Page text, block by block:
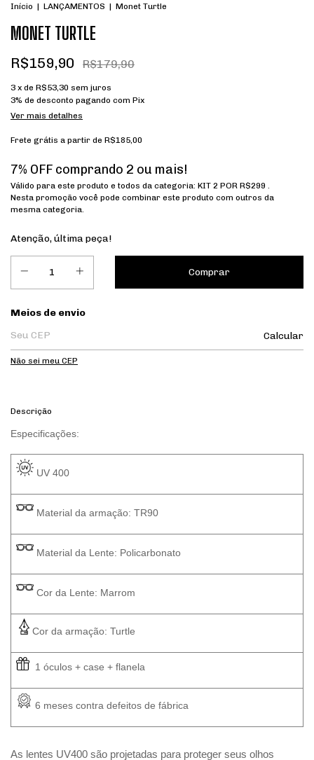
Início | LANÇAMENTOS | Monet Turtle
MONET TURTLE
R$159,90 R$179,90
3 x de R$53,30 sem juros
3% de desconto pagando com Pix
Ver mais detalhes
Frete grátis a partir de R$185,00
7% OFF comprando 2 ou mais!
Válido para este produto e todos da categoria: KIT 2 POR R$299 .
Nesta promoção você pode combinar este produto com outros da
mesma categoria.
Atenção, última peça!
Entregas para o CEP:
Meios de envio
Calcular
Não sei meu CEP
Descrição
Especificações:
UV 400
Material da armação: TR90
Material da Lente: Policarbonato
Cor da Lente: Marrom
Cor da armação: Turtle
1 óculos + case + flanela
6 meses contra defeitos de fábrica
As lentes UV400 são projetadas para proteger seus olhos